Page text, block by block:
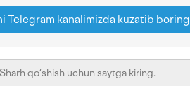
Telegram kanalimizda kuzatib boring